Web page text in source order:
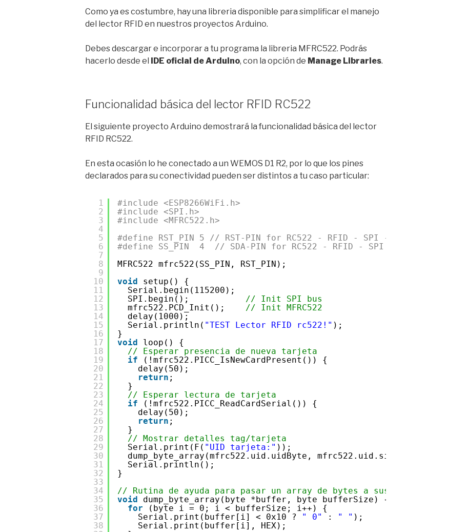
Como ya es costumbre, hay una libreria disponible para simplificar el manejo
del lector RFID en nuestros proyectos Arduino.
Debes descargar e incorporar a tu programa la libreria MFRC522. Podrás
hacerlo desde el
IDE oficial de Arduino, con la opción de Manage Libraries.
Funcionalidad básica del lector RFID RC522
El siguiente proyecto Arduino demostrará la funcionalidad básica del lector
RFID RC522.
En esta ocasión lo he conectado a un WEMOS D1 R2, por lo que los pines
declarados para su conectividad pueden ser distintos a tu caso particular:
1
2
3
4
5
6
7
8
9
10
11
12
13
14
15
16
17
18
19
20
21
22
23
24
25
26
27
28
29
30
31
32
33
34
35
36
37
38
#include <ESP8266WiFi.h>
#include <SPI.h>
#include <MFRC522.h>
#define RST_PIN 5 // RST-PIN for RC522 - RFID - SPI - Modul GPIO5
#define SS_PIN  4  // SDA-PIN for RC522 - RFID - SPI - Modul GPIO4
MFRC522 mfrc522(SS_PIN, RST_PIN);
void
setup() {
Serial.begin(115200);
SPI.begin(); // Init SPI bus
mfrc522.PCD_Init(); // Init MFRC522
delay(1000);
Serial.println( "TEST Lector RFID rc522!" );
}
void
loop() {
// Esperar presencia de nueva tarjeta
if
(!mfrc522.PICC_IsNewCardPresent()) {
delay(50);
return ;
}
// Esperar lectura de tarjeta
if
(!mfrc522.PICC_ReadCardSerial()) {
delay(50);
return ;
}
// Mostrar detalles tag/tarjeta
Serial.print(F( "UID tarjeta:" ));
dump_byte_array(mfrc522.uid.uidByte, mfrc522.uid.size);
Serial.println();
}
// Rutina de ayuda para pasar un array de bytes a sus valores hexa
void
dump_byte_array(byte *buffer, byte bufferSize) {
for
(byte i = 0; i < bufferSize; i++) {
Serial.print(buffer[i] < 0x10 ? " 0" : " " );
Serial.print(buffer[i], HEX);